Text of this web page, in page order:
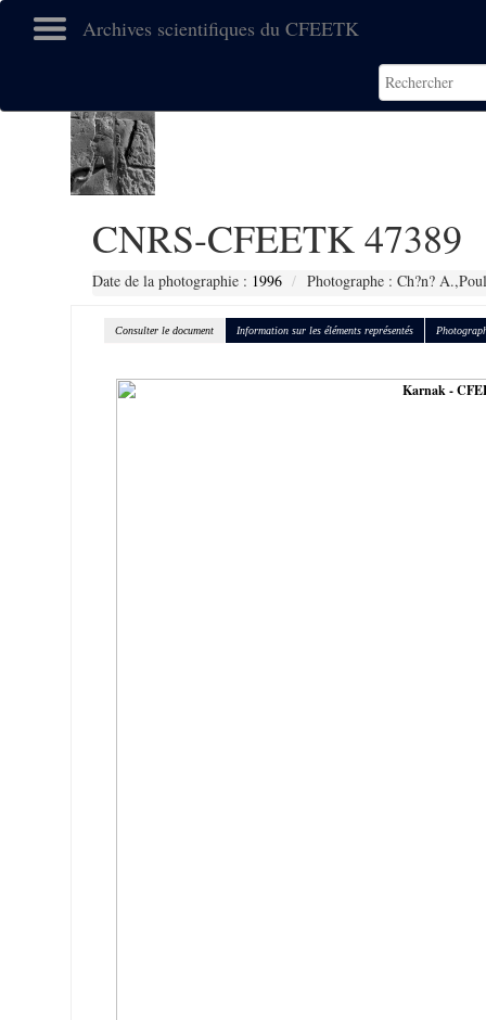
Archives scientifiques du CFEETK
CNRS-CFEETK 47389
Date de la photographie : 1996 Photographe : Ch?n?
Consulter le document Information sur les éléments représentés